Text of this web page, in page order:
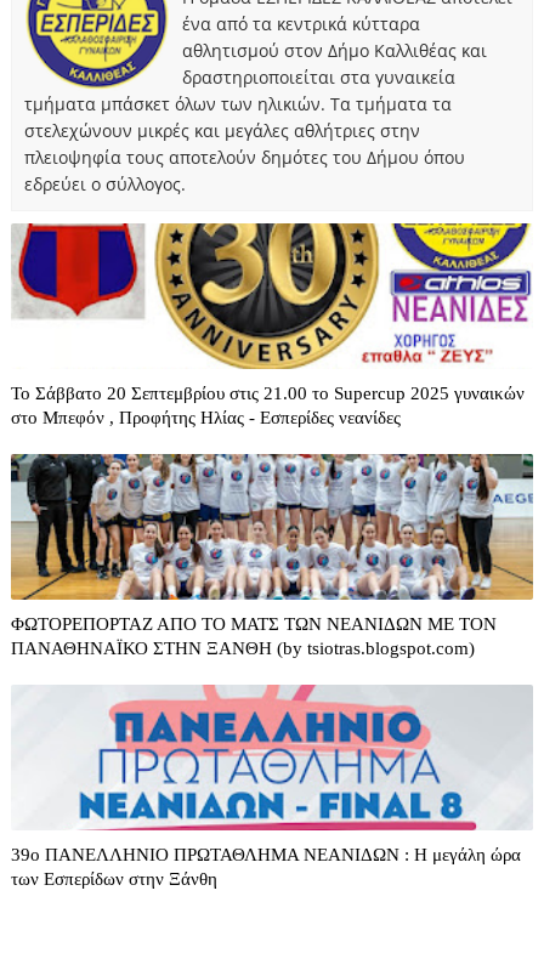
ένα από τα κεντρικά κύτταρα
αθλητισμού στον Δήμο Καλλιθέας και
δραστηριοποιείται στα γυναικεία
τμήματα μπάσκετ όλων των ηλικιών. Τα τμήματα τα
στελεχώνουν μικρές και μεγάλες αθλήτριες στην
πλειοψηφία τους αποτελούν δημότες του Δήμου όπου
εδρεύει ο σύλλογος.
Το Σάββατο 20 Σεπτεμβρίου στις 21.00 το Supercup 2025 γυναικών
στο Μπεφόν , Προφήτης Ηλίας - Εσπερίδες νεανίδες
ΦΩΤΟΡΕΠΟΡΤΑΖ ΑΠΟ ΤΟ ΜΑΤΣ ΤΩΝ ΝΕΑΝΙΔΩΝ ΜΕ ΤΟΝ
ΠΑΝΑΘΗΝΑΪΚΟ ΣΤΗΝ ΞΑΝΘΗ (by tsiotras.blogspot.com)
39o ΠΑΝΕΛΛΗΝΙΟ ΠΡΩΤΑΘΛΗΜΑ ΝΕΑΝΙΔΩΝ : Η μεγάλη ώρα
των Εσπερίδων στην Ξάνθη